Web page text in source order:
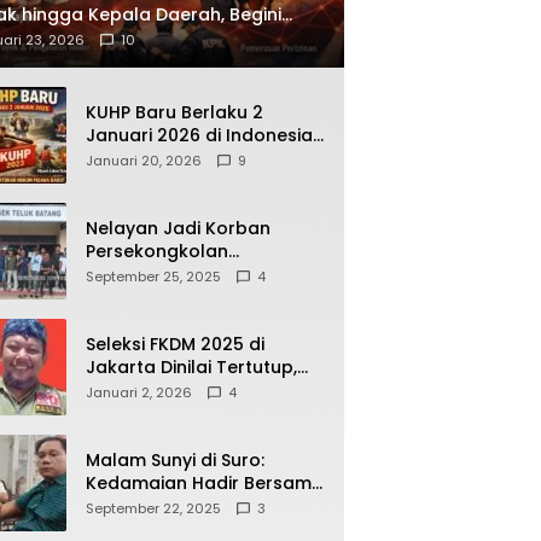
hingga Kepala Daerah, Begini
Korupsi yang Terbongkar
23, 2026 10
KUHP Baru Berlaku 2
Januari 2026 di Indonesia,
Apa Dampaknya bagi
Dipahami Publik
Januari 20, 2026 9
Nelayan Jadi Korban
Persekongkolan
Penyelewengan BBM
September 25, 2025 4
Seleksi FKDM 2025 di
Jakarta Dinilai Tertutup,
Transparansi
Januari 2, 2026 4
Malam Sunyi di Suro:
Kedamaian Hadir Bersama
Secangkir Kopi Hangat
September 22, 2025 3